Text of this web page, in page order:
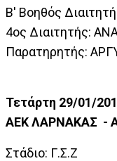
Β' Βοηθός
4ος Διαιτητής:
Παρατηρητής:
Τετάρτη 29/01/
ΑΕΚ ΛΑΡΝΑΚΑΣ -
Στάδιο: Γ.Σ.Ζ